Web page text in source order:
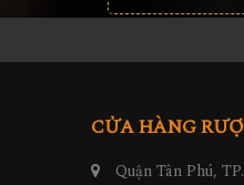
CỬA HÀNG
Quận Tân Phú,